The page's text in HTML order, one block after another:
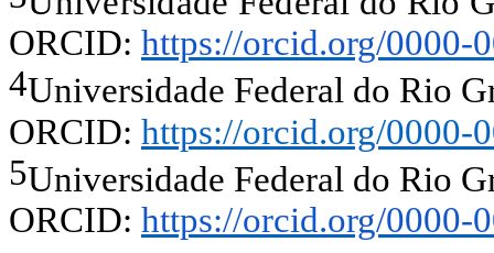
ORCID: https://orcid.org/0000-
4Universidade Federal do Rio
ORCID: https://orcid.org/0000-
5Universidade Federal do Rio
ORCID: https://orcid.org/0000-